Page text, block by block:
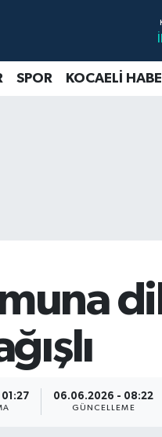
SPOR KOCAELİ
06.06.2026 - 08:22
GÜNCELLEME